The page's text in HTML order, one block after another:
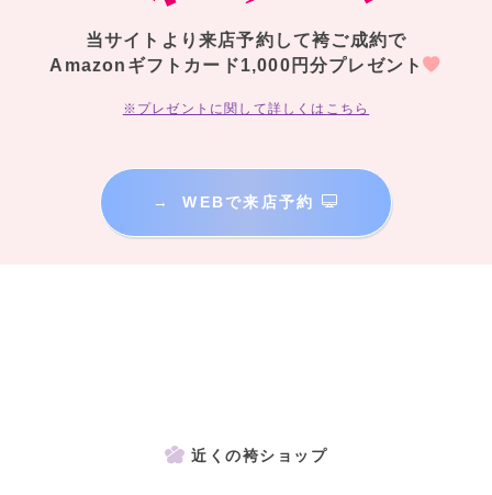
当サイトより来店予約して袴ご成約で
Amazonギフトカード1,000円分プレゼント
※プレゼントに関して詳しくはこちら
→ WEBで来店予約
近くの袴ショップ